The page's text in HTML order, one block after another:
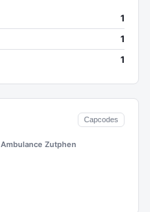
Capcodes
Ambulance Zutphen
1
1
1